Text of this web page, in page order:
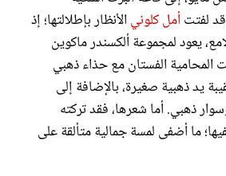
لفتتأمل كلوني الأنظار بإطلالتها؛ إذ
يعود لمجموعة ألكسندر ماكوين
ونسَّقت المحامية الفستان مع حذاء ذهبي
يد ذهبية صغيرة، بالإضافة إلى
ذهبي. أما شعرها، فقد تركته
ما أضفى لمسة جمالية متألقة على